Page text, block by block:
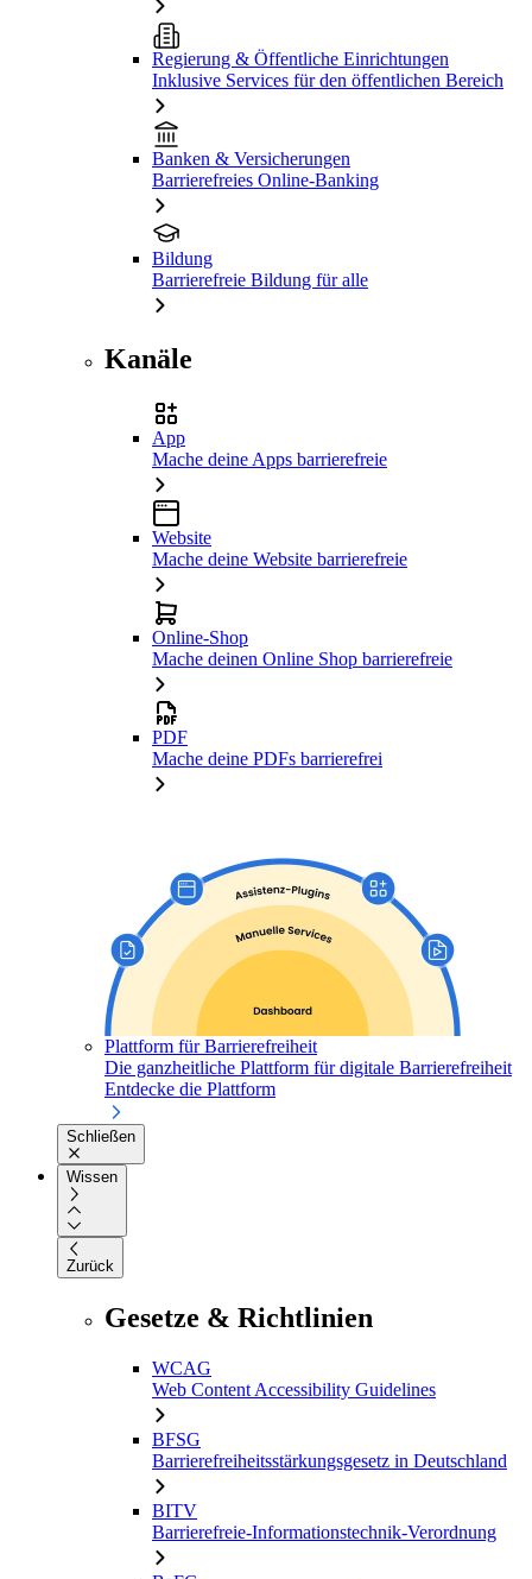
Regierung & Öffentliche Einrichtungen
Inklusive Services für den öffentlichen Bereich
Banken & Versicherungen
Barrierefreies Online-Banking
Bildung
Barrierefreie Bildung für alle
Kanäle
App
Mache deine Apps barrierefreie
Website
Mache deine Website barrierefreie
Online-Shop
Mache deinen Online Shop barrierefreie
PDF
Mache deine PDFs barrierefrei
Plattform für Barrierefreiheit
Die ganzheitliche Plattform für digitale Barrierefreiheit
Entdecke die Plattform
Schließen
Wissen
Zurück
Gesetze & Richtlinien
WCAG
Web Content Accessibility Guidelines
BFSG
Barrierefreiheitsstärkungsgesetz in Deutschland
BITV
Barrierefreie-Informationstechnik-Verordnung